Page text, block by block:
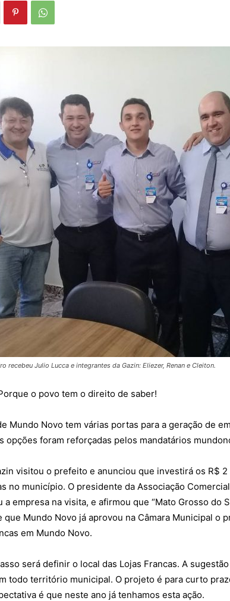
OK
recebeu Julio Lucca e integrantes da Gazin: Eliezer, Renan e Cleiton.
o povo tem o direito de saber!
Mundo Novo tem várias portas para a geração de
opções foram reforçadas pelos mandatários
visitou o prefeito e anunciou que investirá os R$
no município. O presidente da Associação
a empresa na visita, e afirmou que “Mato Grosso do
que Mundo Novo já aprovou na Câmara Municipal o
em Mundo Novo.
será definir o local das Lojas Francas. A
todo território municipal. O projeto é para curto
é que neste ano já tenhamos esta ação.